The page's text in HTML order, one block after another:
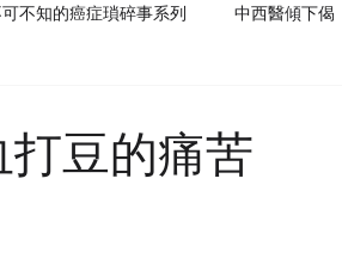
不知的癌症瑣碎事系列 中西醫傾下偈
豆的痛苦